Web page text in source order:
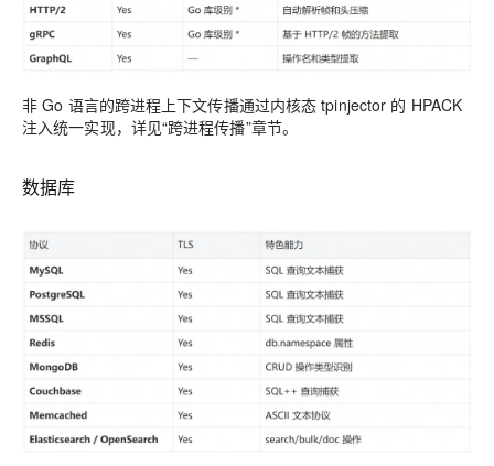
非 Go 语言的跨进程上下文传播通过内核态 tpinjector 的 HPACK
注入统一实现，详见“跨进程传播”章节。
数据库